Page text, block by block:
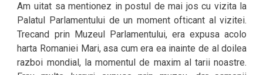
Am uitat sa mentionez in postul de mai jos cu vizita la
Palatul Parlamentului de un moment ofticant al vizitei.
Trecand prin Muzeul Parlamentului, era expusa acolo
harta Romaniei Mari, asa cum era ea inainte de al doilea
razboi mondial, la momentul de maxim al tarii noastre.